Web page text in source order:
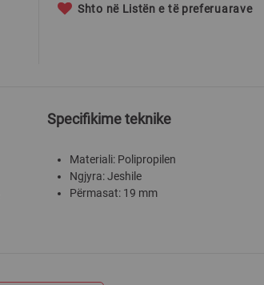
Shto në Listën e të preferuarave
Specifikime teknike
Materiali: Polipropilen
Ngjyra: Jeshile
Përmasat: 19 mm